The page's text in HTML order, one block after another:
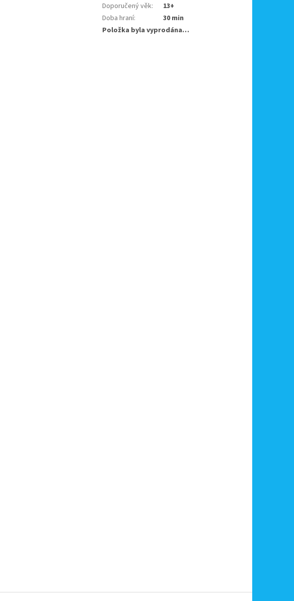
Doporučený věk:
13+
Doba hraní:
30 min
Položka byla vyprodána…